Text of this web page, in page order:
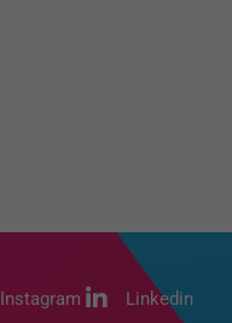
Instagram
Linkedin